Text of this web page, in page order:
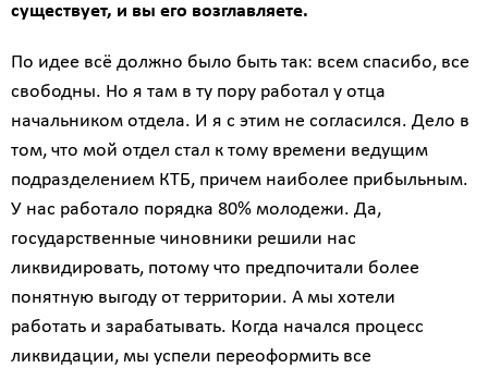
существует, и вы его возглавляете.
По идее всё должно было быть так: всем спасибо, все
свободны. Но я там в ту пору работал у отца
начальником отдела. И я с этим не согласился. Дело в
том, что мой отдел стал к тому времени ведущим
подразделением КТБ, причем наиболее прибыльным.
У нас работало порядка 80% молодежи. Да,
государственные чиновники решили нас
ликвидировать, потому что предпочитали более
понятную выгоду от территории. А мы хотели
работать и зарабатывать. Когда начался процесс
ликвидации, мы успели переоформить все